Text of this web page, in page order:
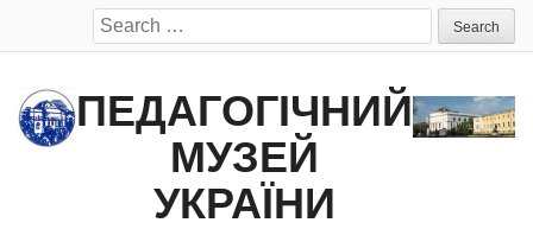
Search
for:
ПЕДАГОГІЧНИЙ
МУЗЕЙ
УКРАЇНИ